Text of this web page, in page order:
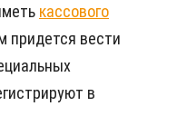
кассового
придется вести
в